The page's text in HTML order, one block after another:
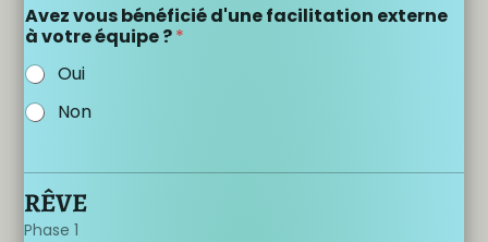
Avez vous bénéficié d'une facilitation externe
à votre équipe ?*
Oui
Non
RÊVE
Phase 1